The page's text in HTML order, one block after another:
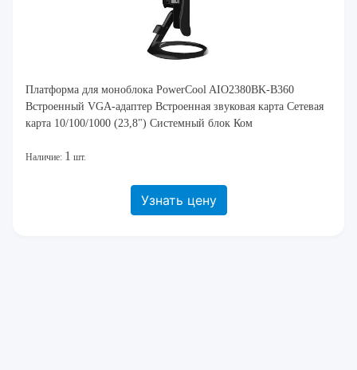
Платформа для моноблока PowerCool AIO2380BK-B360
Встроенный VGA-адаптер Встроенная звуковая карта Сетевая
карта 10/100/1000 (23,8") Системный блок Ком
Наличие: 1 шт.
Узнать цену